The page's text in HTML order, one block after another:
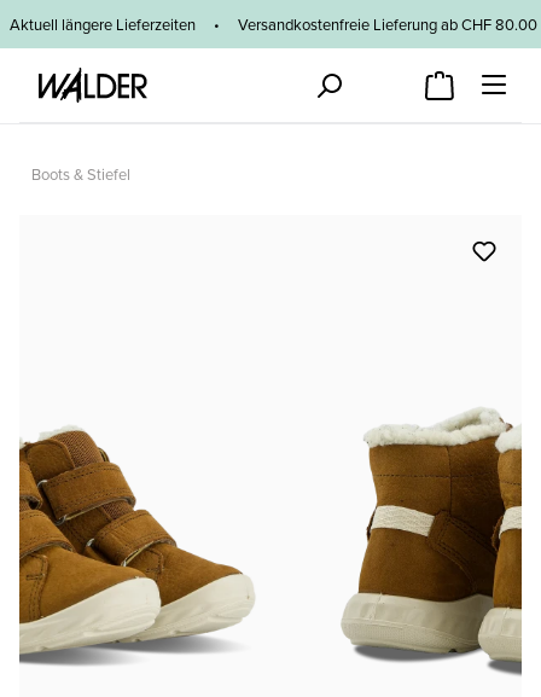
Zum Hauptinhalt springen
Aktuell längere Lieferzeiten • Versandkostenfreie Lieferung ab CHF
Boots & Stiefel